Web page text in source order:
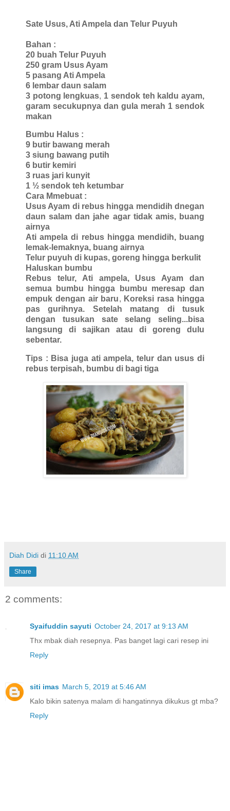
Sate Usus, Ati Ampela dan Telur Puyuh
Bahan :
20 buah Telur Puyuh
250 gram Usus Ayam
5 pasang Ati Ampela
6 lembar daun salam
3 potong lengkuas, 1 sendok teh kaldu ayam,
garam secukupnya dan gula merah 1 sendok
makan
Bumbu Halus :
9 butir bawang merah
3 siung bawang putih
6 butir kemiri
3 ruas jari kunyit
1 ½ sendok teh ketumbar
Cara Mmebuat :
Usus Ayam di rebus hingga mendidih dnegan
daun salam dan jahe agar tidak amis, buang
airnya
Ati ampela di rebus hingga mendidih, buang
lemak-lemaknya, buang airnya
Telur puyuh di kupas, goreng hingga berkulit
Haluskan bumbu
Rebus telur, Ati ampela, Usus Ayam dan
semua bumbu hingga bumbu meresap dan
empuk dengan air baru, Koreksi rasa hingga
pas gurihnya. Setelah matang di tusuk
dengan tusukan sate selang seling...bisa
langsung di sajikan atau di goreng dulu
sebentar.
Tips : Bisa juga ati ampela, telur dan usus di
rebus terpisah, bumbu di bagi tiga
Diah Didi di 11:10 AM
Share
2 comments:
Syaifuddin sayuti October 24, 2017 at 9:13 AM
Thx mbak diah resepnya. Pas banget lagi cari resep ini
Reply
siti imas March 5, 2019 at 5:46 AM
Kalo bikin satenya malam di hangatinnya dikukus gt mba?
Reply